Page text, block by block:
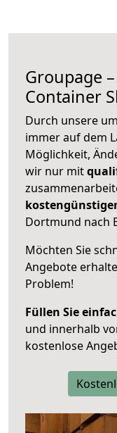
Groupage
Container
Durch unsere
immer auf dem
Möglichkeit,
wir nur mit
Dortmund nach
Möchten Sie
Angebote
Problem!
Füllen Sie
und innerhalb
kostenlose